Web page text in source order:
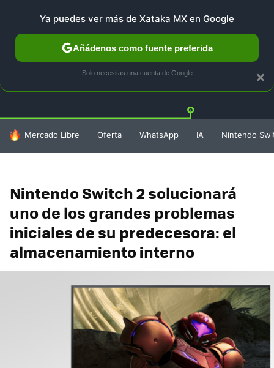
HOY SE HABLA DE
Mercado Libre Oferta WhatsApp IA Nintendo
Nintendo Switch 2 solucionará
uno de los grandes problemas
iniciales de su predecesora: el
almacenamiento interno
×
Ya puedes ver más de Xataka MX en Google
Añádenos como fuente preferida
Solo necesitas una cuenta de Google